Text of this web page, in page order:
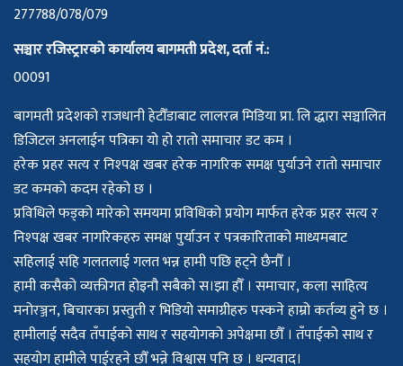
277788/078/079
सञ्चार रजिस्ट्रारको कार्यालय बागमती प्रदेश, दर्ता नं.:
00091
बागमती प्रदेशको राजधानी हेटौँडाबाट लालरत्न मिडिया प्रा. लि द्धारा सञ्चालित
डिजिटल अनलाईन पत्रिका यो हो रातो समाचार डट कम ।
हरेक प्रहर सत्य र निश्पक्ष खबर हरेक नागरिक समक्ष पुर्याउने रातो समाचार
डट कमको कदम रहेको छ ।
प्रविधिले फड्को मारेको समयमा प्रविधिको प्रयोग मार्फत हरेक प्रहर सत्य र
निश्पक्ष खबर नागरिकहरु समक्ष पुर्याउन र पत्रकारिताको माध्यमबाट
सहिलाई सहि गलतलाई गलत भन्न हामी पछि हट्ने छैनौँ ।
हामी कसैको व्यक्तीगत होइनौ सबैको स।झा हौँ । समाचार, कला साहित्य
मनोरञ्जन, बिचारका प्रस्तुती र भिडियो समाग्रीहरु पस्कने हाम्रो कर्तव्य हुने छ ।
हामीलाई सदैव तँपाईको साथ र सहयोगको अपेक्षमा छौँ । तँपाईको साथ र
सहयोग हामीले पाईरहने छौँ भन्ने विश्वास पनि छ । धन्यवाद।